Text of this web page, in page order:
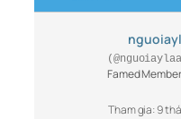
Famed Member
Tham gia: 9